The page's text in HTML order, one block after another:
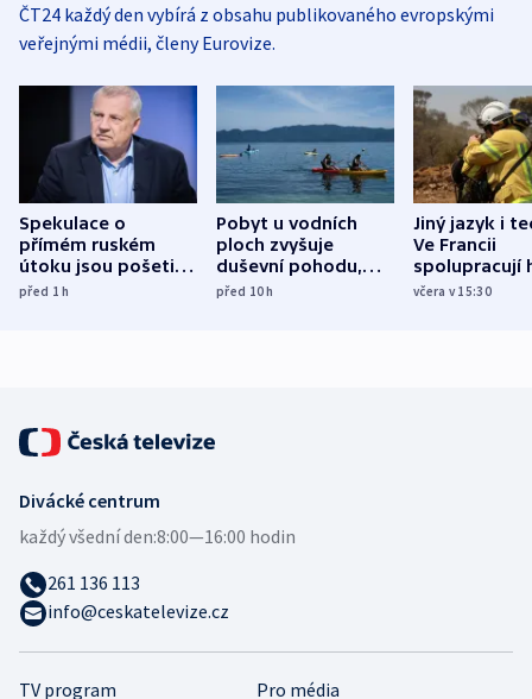
ČT24 každý den vybírá z obsahu publikovaného evropskými
veřejnými médii, členy Eurovize.
Spekulace o
přímém ruském
útoku jsou pošetilé,
míní estonský
před 1h
Pobyt u vodních
ploch zvyšuje
duševní pohodu,
ukázala
před 10h
Jiný jazyk i
Ve Francii
spolupracují
různých zemí
včera v 15:30
TV program Pro média
Divácké centrum
každý všední den:8:00—16:00 hodin
261 136 113
info@ceskatelevize.cz